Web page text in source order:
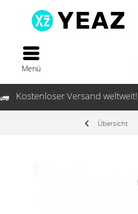
Kostenloser Versand weltweit!
Menü
Übersicht